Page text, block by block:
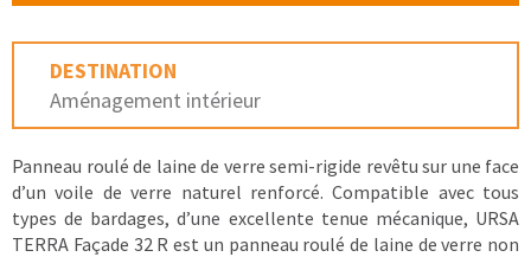
DESTINATION
Aménagement intérieur
Panneau roulé de laine de verre semi-rigide revêtu sur une face
d’un voile de verre naturel renforcé. Compatible avec tous
types de bardages, d’une excellente tenue mécanique, URSA
TERRA Façade 32 R est un panneau roulé de laine de verre non